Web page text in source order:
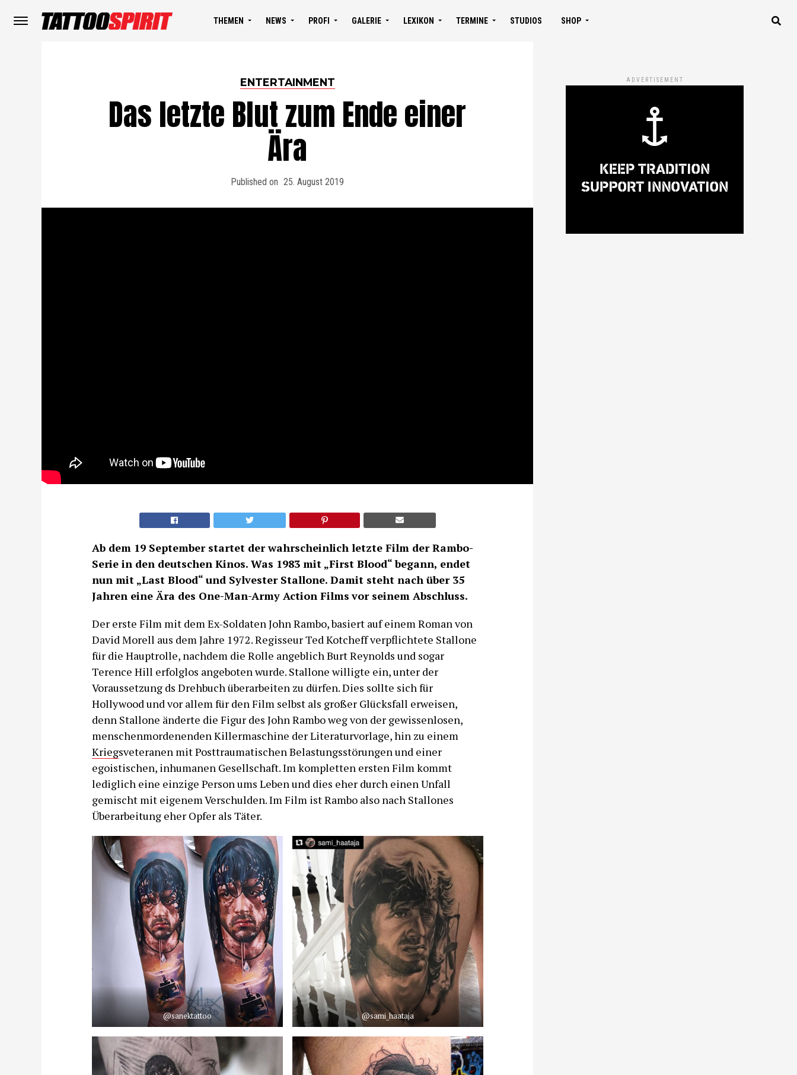
THEMEN NEWS PROFI GALERIE LEXIKON TERMINE STUDIOS SHOP
ENTERTAINMENT
Das letzte Blut zum Ende einer
Ära
Published on 25. August 2019
Ab dem 19 September startet der wahrscheinlich letzte Film der Rambo-
Serie in den deutschen Kinos. Was 1983 mit „First Blood“ begann, endet
nun mit „Last Blood“ und Sylvester Stallone. Damit steht nach über 35
Jahren eine Ära des One-Man-Army Action Filmsvor seinem Abschluss.
Der erste Film mit dem Ex-Soldaten John Rambo, basiert auf einem Roman von
David Morell aus dem Jahre 1972. Regisseur Ted Kotcheff verpflichtete Stallone
für die Hauptrolle, nachdem die Rolle angeblich Burt Reynolds und sogar
Terence Hill erfolglos angeboten wurde. Stallone willigte ein, unter der
Voraussetzung ds Drehbuch überarbeiten zu dürfen. Dies sollte sich für
Hollywood und vor allem für den Film selbst als großer Glücksfall erweisen,
denn Stallone änderte die Figur des John Rambo weg von der gewissenlosen,
menschenmordenenden Killermaschine der Literaturvorlage, hin zu einem
Kriegsveteranen mit Posttraumatischen Belastungsstörungen und einer
egoistischen, inhumanen Gesellschaft. Im kompletten ersten Film kommt
lediglich eine einzige Person ums Leben und dies eher durch einen Unfall
gemischt mit eigenem Verschulden. Im Film ist Rambo also nach Stallones
Überarbeitung eher Opfer als Täter.
@sanektattoo @sami_haataja
ADVERTISEMENT